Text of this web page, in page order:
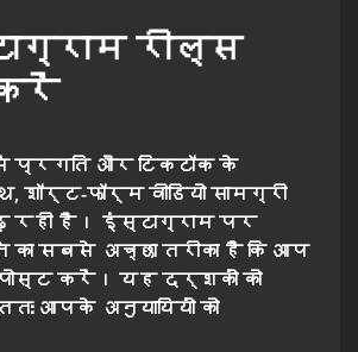
रील्स
में प्रगति और टिकटॉक के
शॉर्ट-फॉर्म वीडियो सामग्री
रही है। इंस्टाग्राम पर
का सबसे अच्छा तरीका है कि आप
पोस्ट करें। यह दर्शकों को
आपके अनुयायियों को